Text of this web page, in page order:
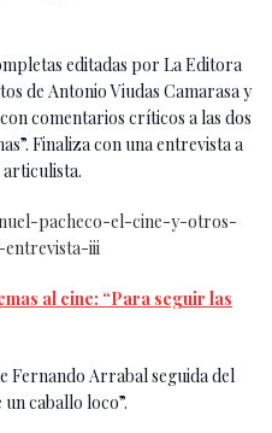
editadas por La Editora
de Antonio Viudas Camarasa y
comentarios críticos a las dos
Finaliza con una entrevista a
pacheco-el-cine-y-otros-
iii
al cine: “Para seguir las
Fernando Arrabal seguida del
caballo loco”.